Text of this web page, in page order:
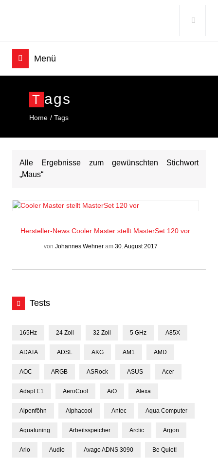
T Ags
Home Tags
Alle Ergebnisse zum gewünschten Stichwort
„Maus“
Hersteller-News Cooler Master stellt MasterSet 120 vor
von Johannes Wehneram 30. August 2017
Tests
165Hz 24 Zoll 32 Zoll 5 GHz A85X
ADATA ADSL AKG AM1 AMD
AOC ARGB ASRock ASUS Acer
Adapt E1 AeroCool AiO Alexa
Alpenföhn Alphacool Antec Aqua Computer
Aquatuning Arbeitsspeicher Arctic Argon
Arlo Audio Avago ADNS 3090 Be Quiet!